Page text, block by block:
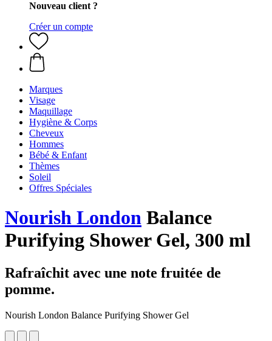
Nouveau client ?
Créer un compte
Marques
Visage
Maquillage
Hygiène & Corps
Cheveux
Hommes
Bébé & Enfant
Thèmes
Soleil
Offres Spéciales
Nourish London Balance
Purifying Shower Gel, 300 ml
Rafraîchit avec une note fruitée de
pomme.
Nourish London Balance Purifying Shower Gel